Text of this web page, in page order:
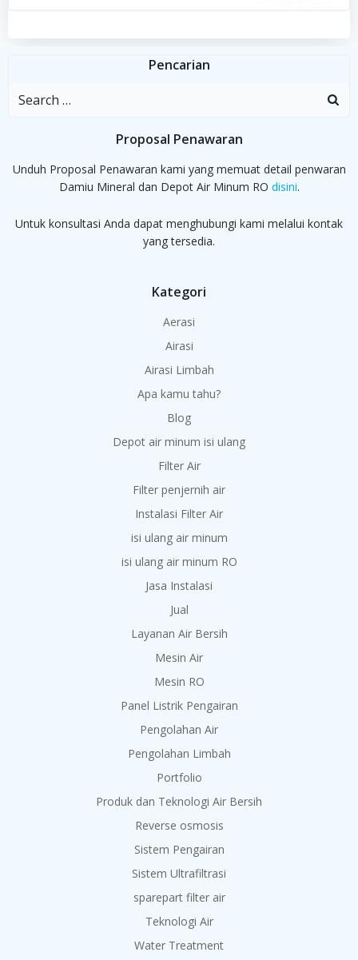
Pencarian
Search
Proposal Penawaran
Unduh Proposal Penawaran kami yang memuat detail penwaran
Damiu Mineral dan Depot Air Minum RO disini.
Untuk konsultasi Anda dapat menghubungi kami melalui kontak
yang tersedia.
Kategori
Aerasi
Airasi
Airasi Limbah
Apa kamu tahu?
Blog
Depot air minum isi ulang
Filter Air
Filter penjernih air
Instalasi Filter Air
isi ulang air minum
isi ulang air minum RO
Jasa Instalasi
Jual
Layanan Air Bersih
Mesin Air
Mesin RO
Panel Listrik Pengairan
Pengolahan Air
Pengolahan Limbah
Portfolio
Produk dan Teknologi Air Bersih
Reverse osmosis
Sistem Pengairan
Sistem Ultrafiltrasi
sparepart filter air
Teknologi Air
Water Treatment